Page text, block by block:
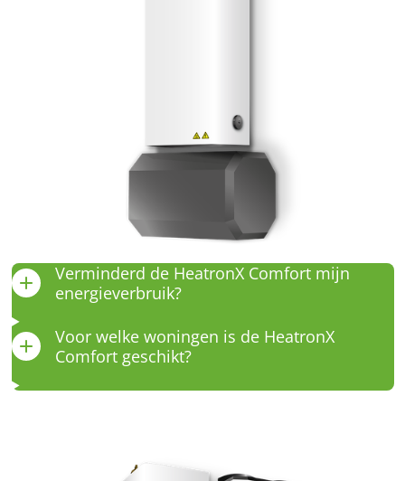
Verminderd de HeatronX Comfort mijn
energieverbruik?
Voor welke woningen is de HeatronX
Comfort geschikt?